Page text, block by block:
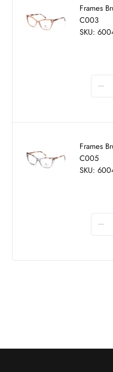
Frames
C003
SKU:
Frames
C005
SKU: